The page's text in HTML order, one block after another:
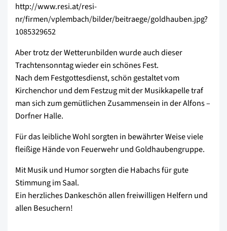
http://www.resi.at/resi-
nr/firmen/vplembach/bilder/beitraege/goldhauben.jpg?
1085329652
Aber trotz der Wetterunbilden wurde auch dieser
Trachtensonntag wieder ein schönes Fest.
Nach dem Festgottesdienst, schön gestaltet vom
Kirchenchor und dem Festzug mit der Musikkapelle traf
man sich zum gemütlichen Zusammensein in der Alfons –
Dorfner Halle.
Für das leibliche Wohl sorgten in bewährter Weise viele
fleißige Hände von Feuerwehr und Goldhaubengruppe.
Mit Musik und Humor sorgten die Habachs für gute
Stimmung im Saal.
Ein herzliches Dankeschön allen freiwilligen Helfern und
allen Besuchern!